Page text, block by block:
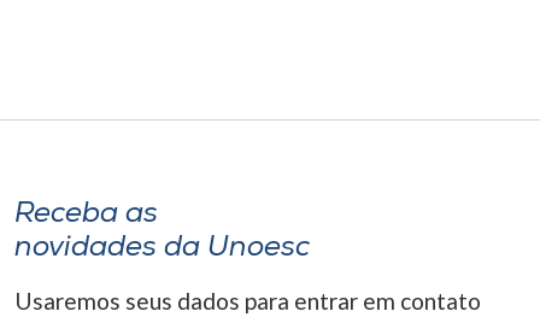
Receba as
novidades da Unoesc
Usaremos seus dados para entrar em contato